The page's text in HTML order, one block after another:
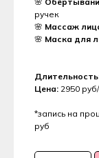
ручек
🌸 Массаж
🌸 Маска для
Цена: 2950
*запись на
руб